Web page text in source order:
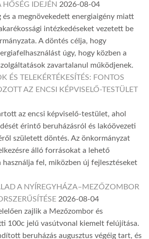
IDEJÉN 2026-08-04
a megnövekedett energiaigény miatt
intézkedéseket vezetett be
A döntés célja, hogy
úgy, hogy közben a
zavartalanul működjenek.
ÉS TELEKÉRTÉKESÍTÉS: FONTOS
AZ ENCSI KÉPVISELŐ-TESTÜLET
az encsi képviselő-testület, ahol
érintő beruházásról és lakóövezeti
született döntés. Az önkormányzat
álló forrásokat a lehető
használja fel, miközben új fejlesztéseket
A NYÍREGYHÁZA–MEZŐZOMBOR
2026-08-04
zajlik a Mezőzombor és
100c jelű vasútvonal kiemelt felújítása.
beruházás augusztus végéig tart, és